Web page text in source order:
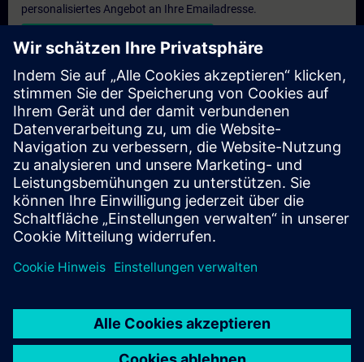
personalisiertes Angebot an Ihre Emailadresse.
Persönliches Angebot zusenden
Anfrage Exklusivtraining
Haben Sie Bedarf an einem höheren Schulungsangebot und
brauchen ein exklusives Training – entweder vor Ort bei Ihnen,
virtuell oder in einem SITRAIN Trainingscenter? Nachdem Sie
uns Ihre persönlichen Daten und Ihren Trainingsbedarf
übermittelt haben, bekommen Sie von uns ein Angebot für eine
exklusive Schulung.
Exklusives Angebot anfragen